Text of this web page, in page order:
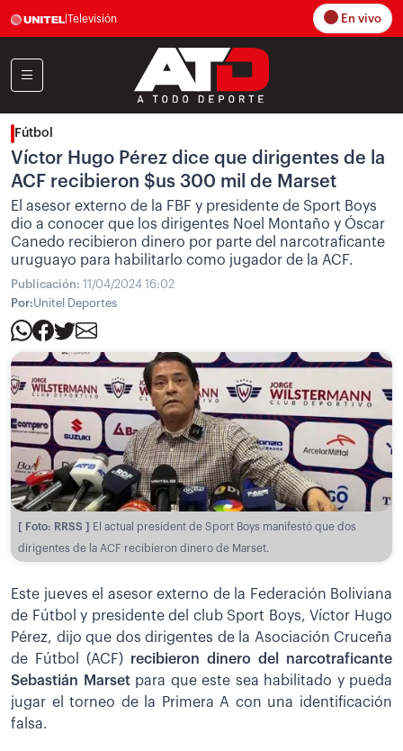
Televisión En vivo
Fútbol
Víctor Hugo Pérez dice que dirigentes de la
ACF recibieron $us 300 mil de Marset
El asesor externo de la FBF y presidente de Sport Boys
dio a conocer que los dirigentes Noel Montaño y Óscar
Canedo recibieron dinero por parte del narcotraficante
uruguayo para habilitarlo como jugador de la ACF.
Publicación: 11/04/2024 16:02
Por:Unitel Deportes
[ Foto: RRSS ]
El actual president de Sport Boys manifestó que dos
dirigentes de la ACF recibieron dinero de Marset.
Este jueves el asesor externo de la Federación Boliviana
de Fútbol y presidente del club Sport Boys, Víctor Hugo
Pérez, dijo que dos dirigentes de la Asociación Cruceña
de Fútbol (ACF) recibieron dinero del narcotraficante
Sebastián Marsetpara que este sea habilitado y pueda
jugar el torneo de la Primera A con una identificación
falsa.